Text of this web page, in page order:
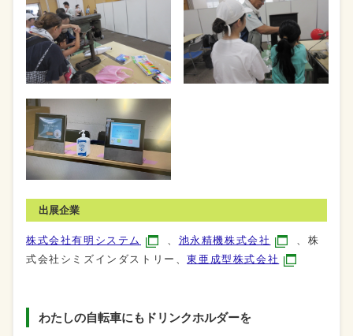
出展企業
株式会社有明システム 、 池永精機株式会社
、株
式会社シミズインダストリー、東亜成型株式会社
わたしの自転車にもドリンクホルダーを